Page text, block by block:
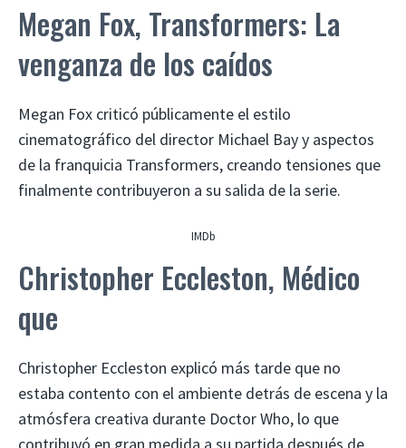
Megan Fox, Transformers: La
venganza de los caídos
Megan Fox criticó públicamente el estilo
cinematográfico del director Michael Bay y aspectos
de la franquicia Transformers, creando tensiones que
finalmente contribuyeron a su salida de la serie.
IMDb
Christopher Eccleston, Médico
que
Christopher Eccleston explicó más tarde que no
estaba contento con el ambiente detrás de escena y la
atmósfera creativa durante Doctor Who, lo que
contribuyó en gran medida a su partida después de